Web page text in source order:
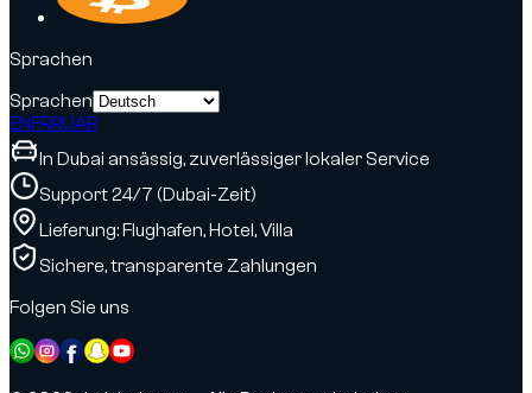
Sprachen
Sprachen
ENFRRUAR
In Dubai ansässig, zuverlässiger lokaler Service
Support 24/7 (Dubai-Zeit)
Lieferung: Flughafen, Hotel, Villa
Sichere, transparente Zahlungen
Folgen Sie uns